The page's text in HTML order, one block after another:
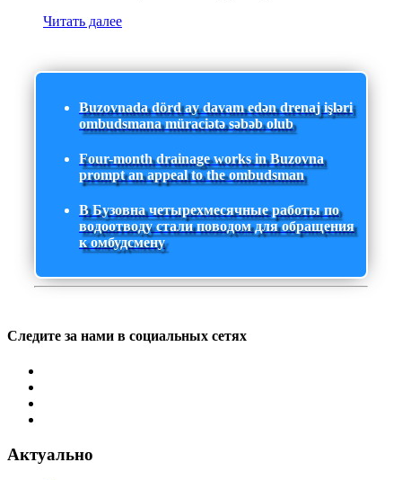
Читать далее
Buzovnada dörd ay davam edən drenaj işləri
ombudsmana müraciətə səbəb olub
Four-month drainage works in Buzovna
prompt an appeal to the ombudsman
В Бузовна четырехмесячные работы по
водоотводу стали поводом для обращения
к омбудсмену
Следите за нами в социальных сетях
Актуально